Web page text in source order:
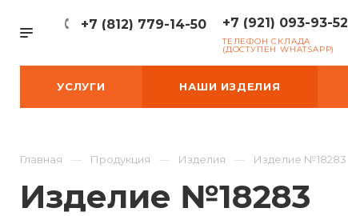
+7 (812) 779-14-50 +7 (921) 093-93-52
ТЕЛЕФОН СКЛАДА
(ДОСТУПЕН WHATSAPP)
УСЛУГИ НАШИ ИЗДЕЛИЯ
Главная Продукция Изделия Изделие №18283
Изделие №18283